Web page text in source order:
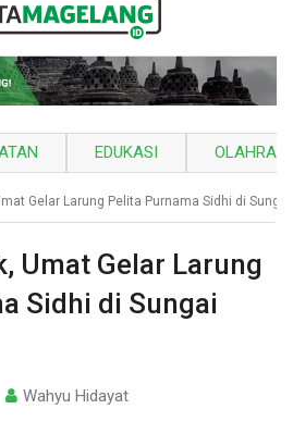
EDUKASI
Gelar Larung Pelita Purnama Sidhi di Sungai
Umat Gelar Larung
Sidhi di Sungai
Wahyu Hidayat